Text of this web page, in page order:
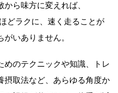
ら味方に変えれば、
どラクに、速く走ることが
いありません。
めのテクニックや知識、トレ
摂取法など、あらゆる角度か